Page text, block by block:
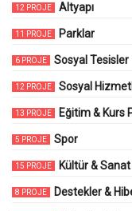
12 PROJE Altyapı
11 PROJE Parklar
6 PROJE Sosyal Tesisler
12 PROJE Sosyal
13 PROJE Eğitim & Kurs
5 PROJE Spor
15 PROJE Kültür & Sanat
8 PROJE Destekler &